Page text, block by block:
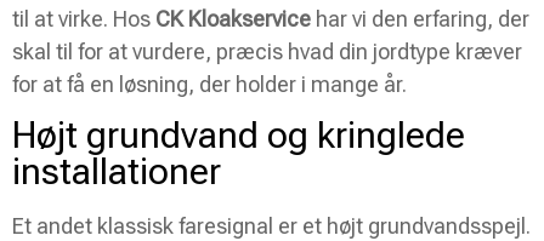
til at virke. Hos CK Kloakservice har vi den erfaring, der
skal til for at vurdere, præcis hvad din jordtype kræver
for at få en løsning, der holder i mange år.
Højt grundvand og kringlede
installationer
Et andet klassisk faresignal er et højt grundvandsspejl.